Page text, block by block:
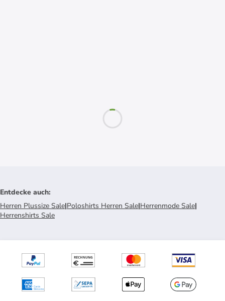
Entdecke auch:
Herren Plussize Sale|Poloshirts Herren Sale|Herrenmode Sale|
Herrenshirts Sale